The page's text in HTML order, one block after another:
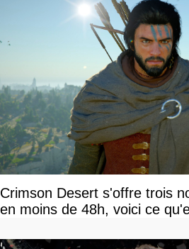
Crimson Desert s'offre trois
en moins de 48h, voici ce